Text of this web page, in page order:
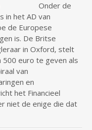
Onder de
in het AD van
de Europese
is. De Britse
in Oxford, stelt
euro te geven als
van
en
het Financieel
niet de enige die dat